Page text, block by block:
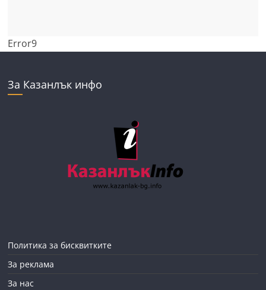
Error9
За Казанлък инфо
Политика за бисквитките
За реклама
За нас